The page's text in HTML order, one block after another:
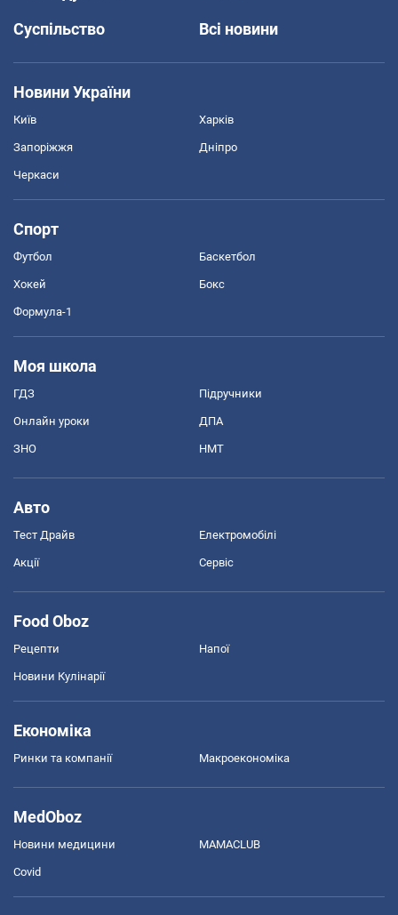
Суспільство
Всі новини
Новини України
Київ Харків
Запоріжжя Дніпро
Черкаси
Спорт
Футбол Баскетбол
Хокей Бокс
Формула-1
Моя школа
ГДЗ Підручники
Онлайн уроки ДПА
ЗНО НМТ
Авто
Тест Драйв Електромобілі
Акції Сервіс
Food Oboz
Рецепти Напої
Новини Кулінарії
Економіка
Ринки та компанії Макроекономіка
MedOboz
Новини медицини MAMACLUB
Covid